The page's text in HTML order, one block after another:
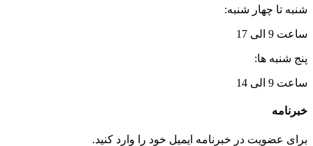
شنبه تا چهار شنبه:
ساعت 9 الی 17
پنج شنبه ها:
ساعت 9 الی 14
خبرنامه
برای عضویت در خبرنامه ایمیل خود را وارد کنید.